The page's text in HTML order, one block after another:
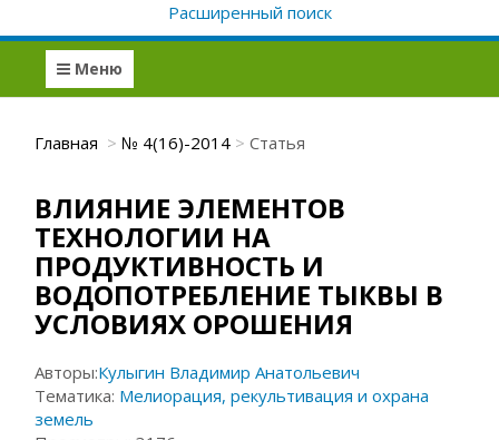
Расширенный поиск
Меню
Главная № 4(16)-2014 Статья
ВЛИЯНИЕ ЭЛЕМЕНТОВ
ТЕХНОЛОГИИ НА
ПРОДУКТИВНОСТЬ И
ВОДОПОТРЕБЛЕНИЕ ТЫКВЫ В
УСЛОВИЯХ ОРОШЕНИЯ
Авторы:Кулыгин Владимир Анатольевич
Тематика: Мелиорация, рекультивация и охрана
земель